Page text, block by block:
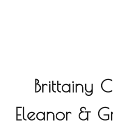
Brittainy
Eleanor &